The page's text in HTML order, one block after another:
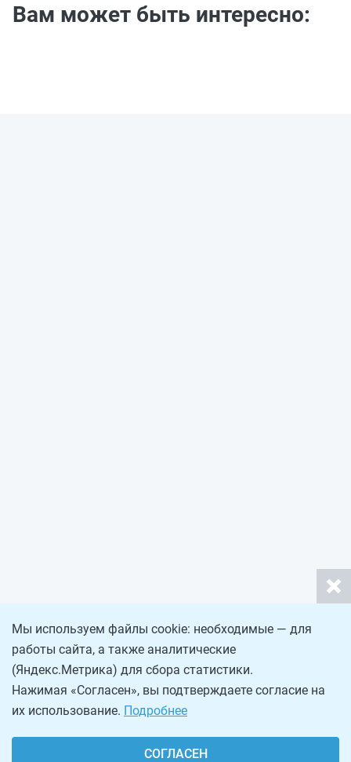
Вам может быть интересно:
Мы используем файлы cookie: необходимые — для
работы сайта, а также аналитические
(Яндекс.Метрика) для сбора статистики.
Нажимая «Согласен», вы подтверждаете согласие на
их использование. Подробнее
СОГЛАСЕН